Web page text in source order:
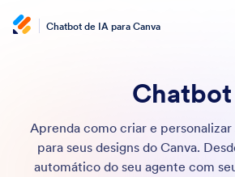
Chatbot de IA para Canva
Chatbot
Aprenda como criar e
para seus designs do Canva.
automático do seu agente com